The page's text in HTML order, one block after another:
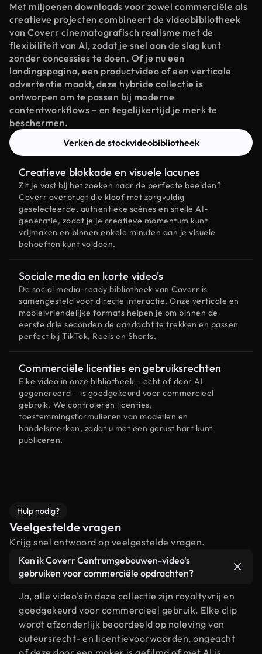
Met miljoenen downloads voor zowel commerciële als
creatieve projecten combineert de videobibliotheek
van Coverr cinematografisch realisme met de
flexibiliteit van AI, zodat je snel aan de slag kunt
zonder concessies te doen. Of je nu een
landingspagina, een productvideo of een verticale
advertentie maakt, deze hybride collectie is
ontworpen om te passen bij moderne
contentworkflows – en tegelijkertijd je merk te
beschermen.
Verken de stockvideobibliotheek
Creatieve blokkade en visuele lacunes
Zit je vast bij het zoeken naar de perfecte beelden?
Coverr overbrugt die kloof met zorgvuldig
geselecteerde, authentieke scènes en snelle AI-
generatie, zodat je je creatieve momentum kunt
vrijmaken en binnen enkele minuten aan je visuele
behoeften kunt voldoen.
Sociale media en korte video's
De social media-ready bibliotheek van Coverr is
samengesteld voor directe interactie. Onze verticale en
mobielvriendelijke formats helpen je om binnen de
eerste drie seconden de aandacht te trekken en passen
perfect bij TikTok, Reels en Shorts.
Commerciële licenties en gebruiksrechten
Elke video in onze bibliotheek – echt of door AI
gegenereerd – is goedgekeurd voor commercieel
gebruik. We controleren licenties,
toestemmingsformulieren van modellen en
handelsmerken, zodat u met een gerust hart kunt
publiceren.
Hulp nodig?
Veelgestelde vragen
Krijg snel antwoord op veelgestelde vragen.
Kan ik Coverr Centrumgebouwen-video's
gebruiken voor commerciële opdrachten?
Ja, alle video's in deze collectie zijn royaltyvrij en
goedgekeurd voor commercieel gebruik. Elke clip
wordt afzonderlijk beoordeeld op naleving van
auteursrecht- en licentievoorwaarden, ongeacht